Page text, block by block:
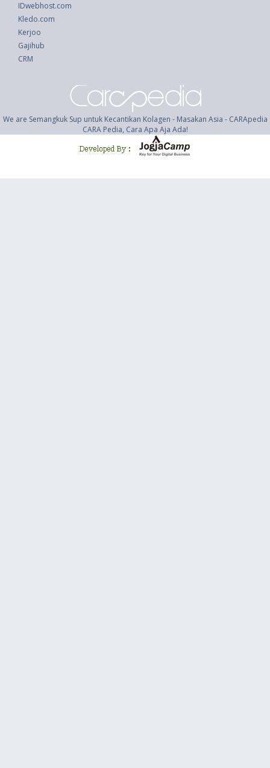
IDwebhost.com
Kledo.com
Kerjoo
Gajihub
CRM
We are Semangkuk Sup untuk Kecantikan Kolagen - Masakan Asia - CARApedia
CARA Pedia, Cara Apa Aja Ada!